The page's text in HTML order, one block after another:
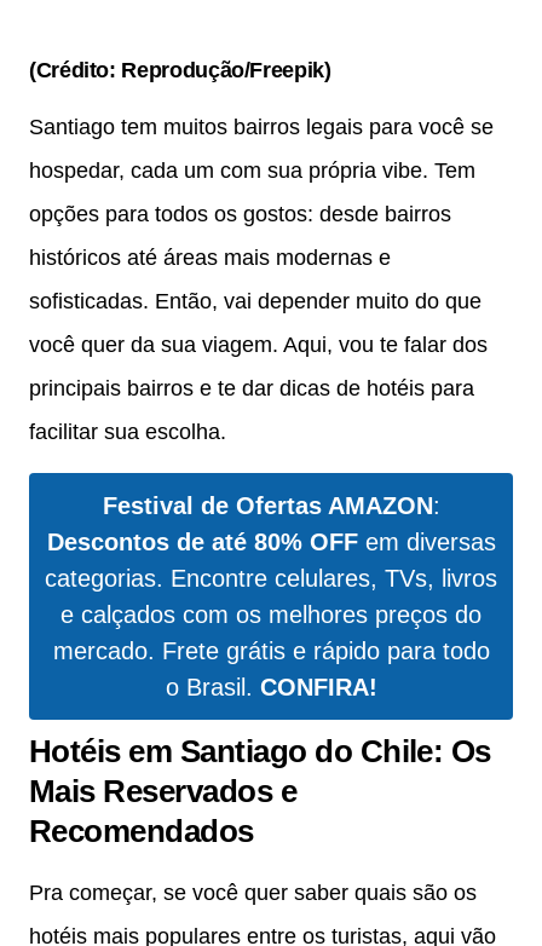
(Crédito: Reprodução/Freepik)
Santiago tem muitos bairros legais para você se
hospedar, cada um com sua própria vibe. Tem
opções para todos os gostos: desde bairros
históricos até áreas mais modernas e
sofisticadas. Então, vai depender muito do que
você quer da sua viagem. Aqui, vou te falar dos
principais bairros e te dar dicas de hotéis para
facilitar sua escolha.
Festival de Ofertas AMAZON:
Descontos de até 80% OFFem diversas
categorias. Encontre celulares, TVs, livros
e calçados com os melhores preços do
mercado. Frete grátis e rápido para todo
o Brasil. CONFIRA!
Hotéis em Santiago do Chile: Os
Mais Reservados e
Recomendados
Pra começar, se você quer saber quais são os
hotéis mais populares entre os turistas, aqui vão